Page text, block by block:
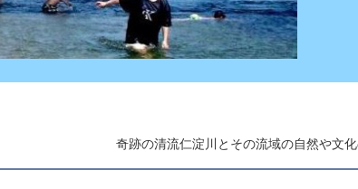
奇跡の清流仁淀川とその流域の自然や文